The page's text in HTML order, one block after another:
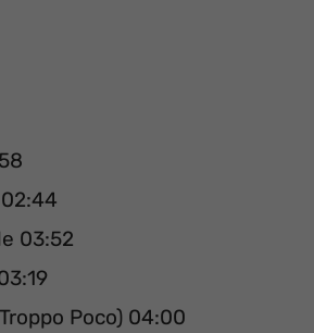
03:52
Poco) 04:00